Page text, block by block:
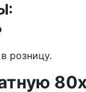
розницу.